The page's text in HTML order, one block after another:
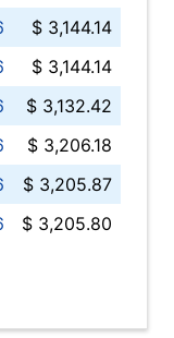
$ 3,144.14
$ 3,144.14
$ 3,132.42
$ 3,206.18
$ 3,205.87
$ 3,205.80